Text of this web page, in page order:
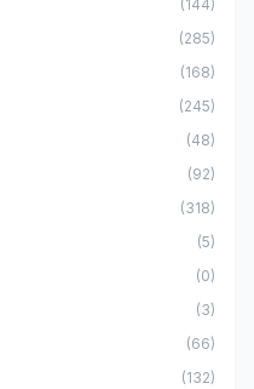
(144)
(285)
(168)
(245)
(48)
(92)
(318)
(5)
(0)
(3)
(66)
(132)